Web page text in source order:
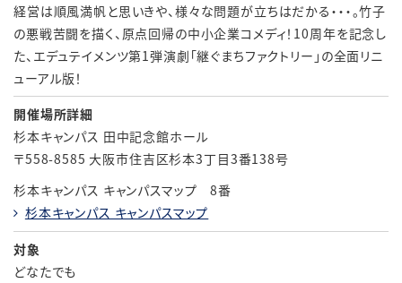
経営は順風満帆と思いきや、様々な問題が立ちはだかる・・・。竹子
の悪戦苦闘を描く、原点回帰の中小企業コメディ！ 10周年を記念し
た、エデュテイメンツ第1弾演劇「継ぐまちファクトリー」の全面リニ
ューアル版！
開催場所詳細
杉本キャンパス 田中記念館ホール
〒558-8585 大阪市住吉区杉本3丁目3番138号
杉本キャンパス キャンパスマップ 8番
杉本キャンパス キャンパスマップ
対象
どなたでも